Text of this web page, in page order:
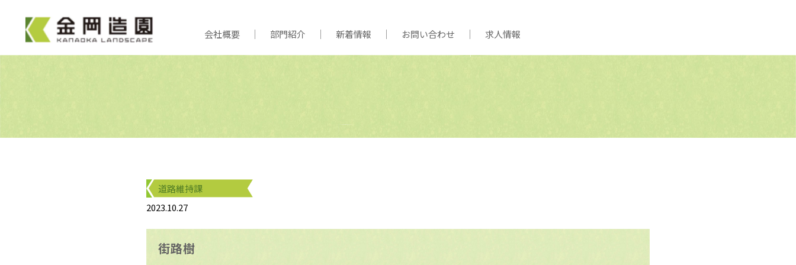
会社概要 部門紹介 新着情報 お問い合わせ 求人情報
道路維持課
2023.10.27
街路樹